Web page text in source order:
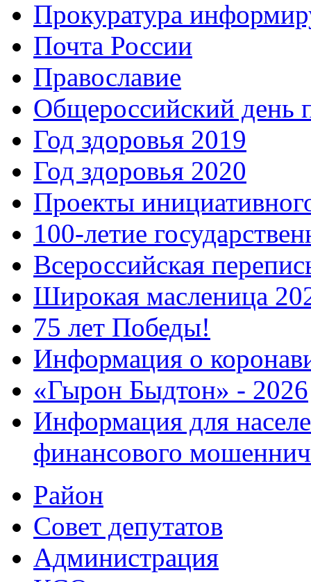
Прокуратура
Почта России
Православие
Общероссийский день
Год здоровья 2019
Год здоровья 2020
Проекты
100-летие
Всероссийская
Широкая масленица
75 лет Победы!
Информация о
«Гырон Быдтон» - 2026
Информация для
финансового
Район
Совет депутатов
Администрация